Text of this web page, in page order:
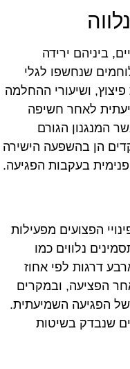
ביניהם ירידה
שנחשפו לגלי
ושיעורי ההחלמה
לאחר חשיפה
המנגנון הגורם
הן בהשפעה הישירה
בעקבות הפגיעה.
הפצועים מפעילות
נלווים כמו
דרגות לפי אחוז
הפציעה, ובמקרים
של הפגיעה השמיעתית.
שנבדק בשיטות